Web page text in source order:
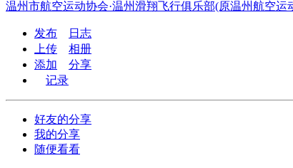
温州市航空运动协会·温州滑翔飞行俱乐部(原温州航空运
发布
日志
上传
相册
添加
分享
记录
好友的分享
我的分享
随便看看